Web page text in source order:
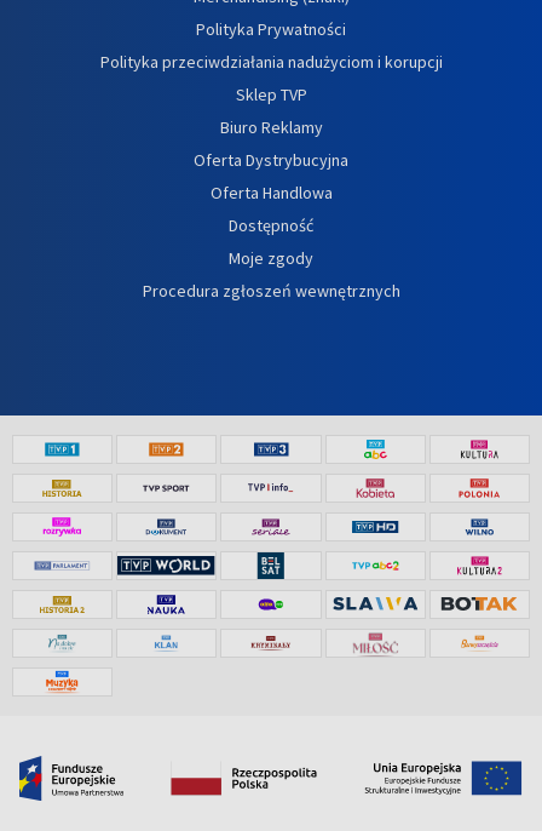
Polityka Prywatności
Polityka przeciwdziałania nadużyciom i korupcji
Sklep TVP
Biuro Reklamy
Oferta Dystrybucyjna
Oferta Handlowa
Dostępność
Moje zgody
Procedura zgłoszeń wewnętrznych